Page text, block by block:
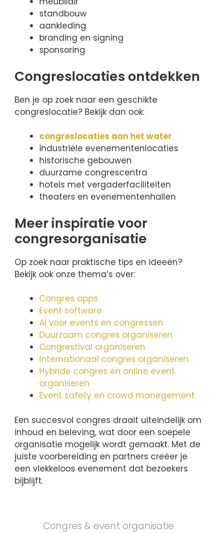
standbouw
aankleding
branding en signing
sponsoring
Congreslocaties ontdekken
Ben je op zoek naar een geschikte
congreslocatie? Bekijk dan ook:
congreslocaties aan het water
industriële evenementenlocaties
historische gebouwen
duurzame congrescentra
hotels met vergaderfaciliteiten
theaters en evenementenhallen
Meer inspiratie voor
congresorganisatie
Op zoek naar praktische tips en ideeën?
Bekijk ook onze thema’s over:
Congres apps
Event software
AI voor events en congressen
Duurzaam congres organiseren
Congrestival organiseren
Internationaal congres organiseren
Hybride congres en online event
organiseren
Event safety en crowd manegement
Een succesvol congres draait uiteindelijk om
inhoud en beleving, wat door een soepele
organisatie mogelijk wordt gemaakt. Met de
juiste voorbereiding en partners creëer je
een vlekkeloos evenement dat bezoekers
bijblijft.
Congres & event organisatie